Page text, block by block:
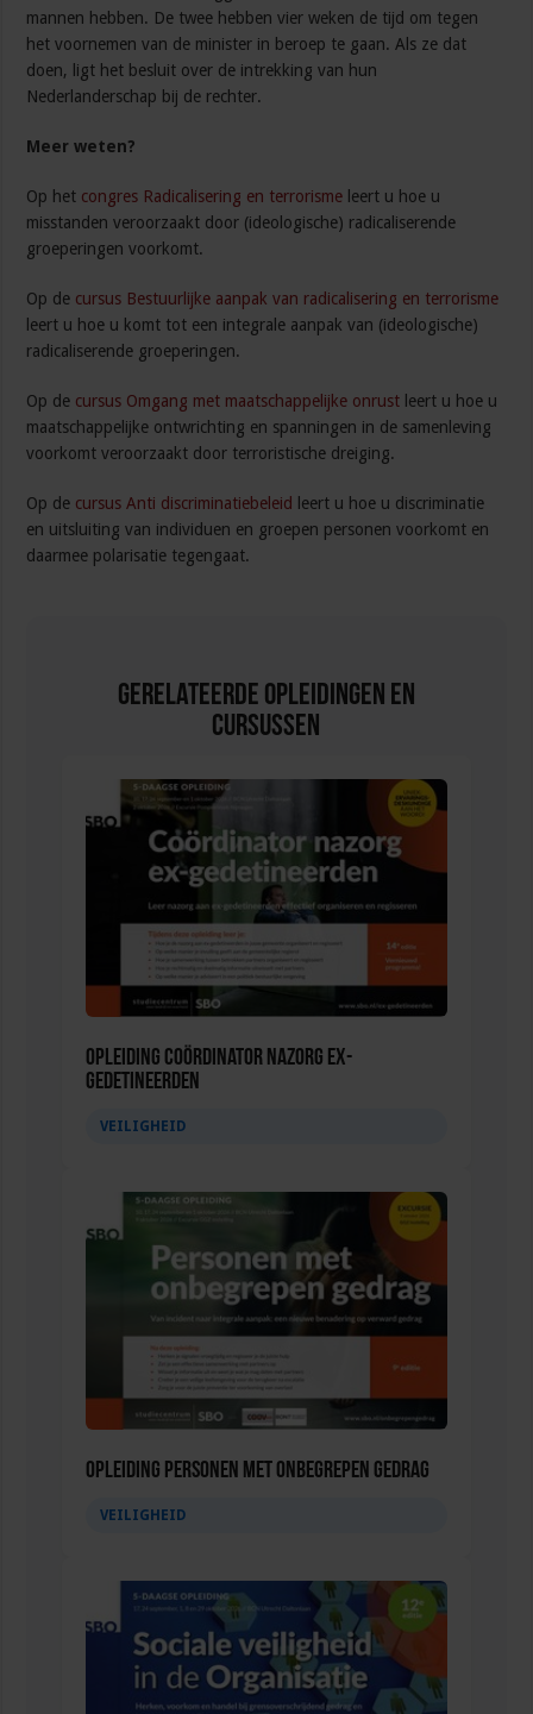
mannen hebben. De twee hebben vier weken de tijd om tegen
het voornemen van de minister in beroep te gaan. Als ze dat
doen, ligt het besluit over de intrekking van hun
Nederlanderschap bij de rechter.
Meer weten?
Op het congres Radicalisering en terrorisme leert u hoe u
misstanden veroorzaakt door (ideologische) radicaliserende
groeperingen voorkomt.
Op de cursus Bestuurlijke aanpak van radicalisering en terrorisme
leert u hoe u komt tot een integrale aanpak van (ideologische)
radicaliserende groeperingen.
Op de cursus Omgang met maatschappelijke onrust leert u hoe u
maatschappelijke ontwrichting en spanningen in de samenleving
voorkomt veroorzaakt door terroristische dreiging.
Op de cursus Anti discriminatiebeleid
leert u hoe u discriminatie
en uitsluiting van individuen en groepen personen voorkomt en
daarmee polarisatie tegengaat.
Gerelateerde Opleidingen en
Cursussen
Opleiding Coördinator nazorg ex-
gedetineerden
VEILIGHEID
Opleiding Personen met onbegrepen gedrag
VEILIGHEID